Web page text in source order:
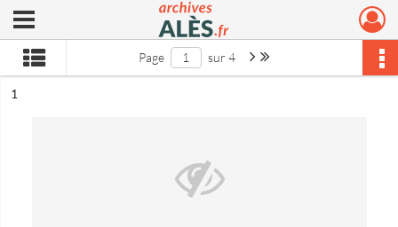
Archives municipales d'Alès
Ouvrir le menu déroulant
Page sur 4 Page suivante : 1/4
n°
1